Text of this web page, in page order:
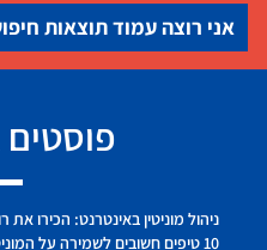
אני רוצה עמוד תוצאות
פוסטים
ניהול מוניטין באינטרנט: הכירו
10 טיפים חשובים לשמירה על המוניטין האישי ברשת